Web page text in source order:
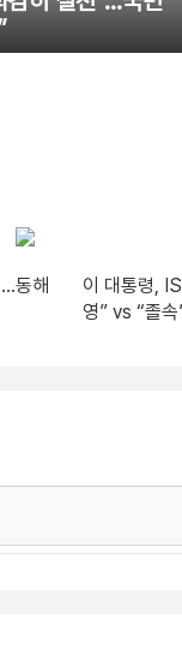
동해
이 대통령,
영” vs “졸속